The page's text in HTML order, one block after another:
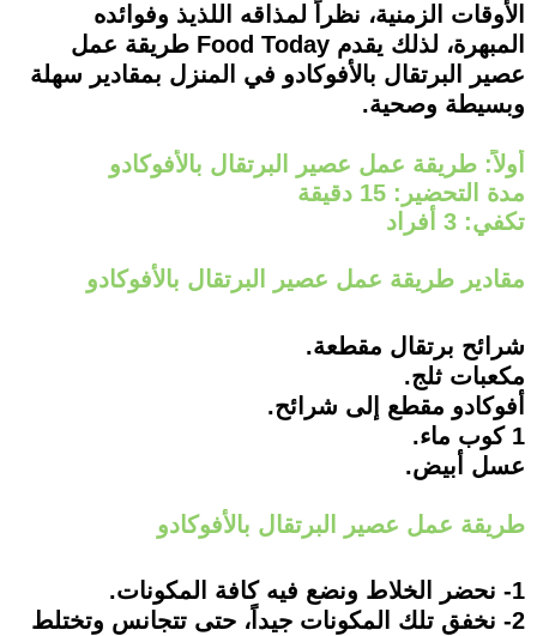
الأوقات الزمنية، نظراً لمذاقه اللذيذ وفوائده
المبهرة، لذلك يقدم Food Today طريقة عمل
عصير البرتقال بالأفوكادو في المنزل بمقادير سهلة
وبسيطة وصحية.
أولاً: طريقة عمل عصير البرتقال بالأفوكادو
مدة التحضير: 15 دقيقة
تكفي: 3 أفراد
مقادير طريقة عمل عصير البرتقال بالأفوكادو
شرائح برتقال مقطعة.
مكعبات ثلج.
أفوكادو مقطع إلى شرائح.
1 كوب ماء.
عسل أبيض.
طريقة عمل عصير البرتقال بالأفوكادو
1- نحضر الخلاط ونضع فيه كافة المكونات.
2- نخفق تلك المكونات جيداً، حتى تتجانس وتختلط